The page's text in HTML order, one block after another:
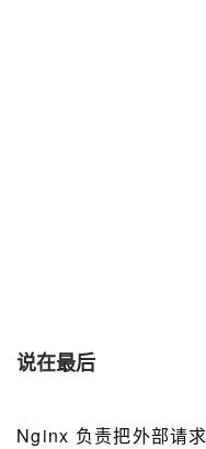
说在最后
Nginx 负责把外部请